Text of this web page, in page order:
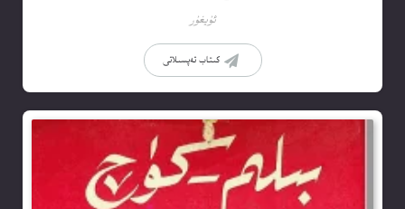
ئۇيغۇر
كىتاب تەپسىلاتى